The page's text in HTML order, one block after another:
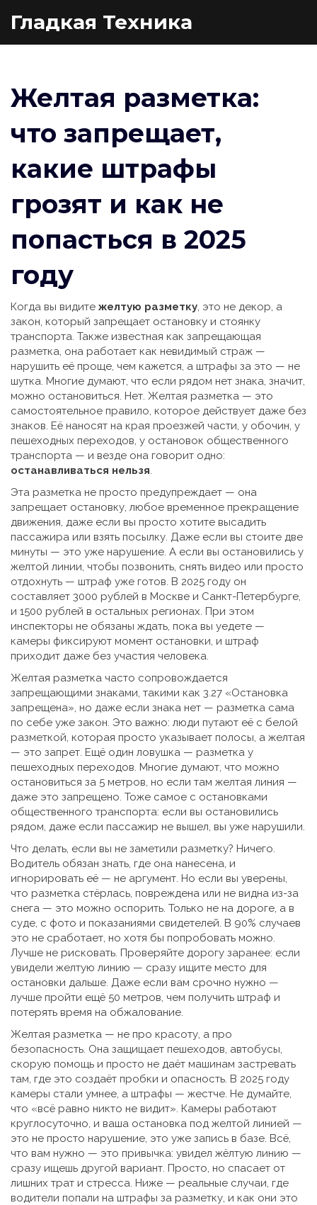
Гладкая Техника
Желтая разметка:
что запрещает,
какие штрафы
грозят и как не
попасться в 2025
году
Когда вы видите желтую разметку, это не декор, а
закон, который запрещает остановку и стоянку
транспорта. Также известная как запрещающая
разметка, она работает как невидимый страж —
нарушить её проще, чем кажется, а штрафы за это — не
шутка. Многие думают, что если рядом нет знака, значит,
можно остановиться. Нет. Желтая разметка — это
самостоятельное правило, которое действует даже без
знаков. Её наносят на края проезжей части, у обочин, у
пешеходных переходов, у остановок общественного
транспорта — и везде она говорит одно:
останавливаться нельзя.
Эта разметка не просто предупреждает — она
запрещает остановку, любое временное прекращение
движения, даже если вы просто хотите высадить
пассажира или взять посылку. Даже если вы стоите две
минуты — это уже нарушение. А если вы остановились у
желтой линии, чтобы позвонить, снять видео или просто
отдохнуть — штраф уже готов. В 2025 году он
составляет 3000 рублей в Москве и Санкт-Петербурге,
и 1500 рублей в остальных регионах. При этом
инспекторы не обязаны ждать, пока вы уедете —
камеры фиксируют момент остановки, и штраф
приходит даже без участия человека.
Желтая разметка часто сопровождается
запрещающими знаками, такими как 3.27 «Остановка
запрещена», но даже если знака нет — разметка сама
по себе уже закон. Это важно: люди путают её с белой
разметкой, которая просто указывает полосы, а желтая
— это запрет. Ещё один ловушка — разметка у
пешеходных переходов. Многие думают, что можно
остановиться за 5 метров, но если там желтая линия —
даже это запрещено. Тоже самое с остановками
общественного транспорта: если вы остановились
рядом, даже если пассажир не вышел, вы уже нарушили.
Что делать, если вы не заметили разметку? Ничего.
Водитель обязан знать, где она нанесена, и
игнорировать её — не аргумент. Но если вы уверены,
что разметка стёрлась, повреждена или не видна из-за
снега — это можно оспорить. Только не на дороге, а в
суде, с фото и показаниями свидетелей. В 90% случаев
это не сработает, но хотя бы попробовать можно.
Лучше не рисковать. Проверяйте дорогу заранее: если
увидели желтую линию — сразу ищите место для
остановки дальше. Даже если вам срочно нужно —
лучше пройти ещё 50 метров, чем получить штраф и
потерять время на обжалование.
Желтая разметка — не про красоту, а про
безопасность. Она защищает пешеходов, автобусы,
скорую помощь и просто не даёт машинам застревать
там, где это создаёт пробки и опасность. В 2025 году
камеры стали умнее, а штрафы — жестче. Не думайте,
что «всё равно никто не видит». Камеры работают
круглосуточно, и ваша остановка под желтой линией —
это не просто нарушение, это уже запись в базе. Всё,
что вам нужно — это привычка: увидел жёлтую линию —
сразу ищешь другой вариант. Просто, но спасает от
лишних трат и стресса. Ниже — реальные случаи, где
водители попали на штрафы за разметку, и как они это